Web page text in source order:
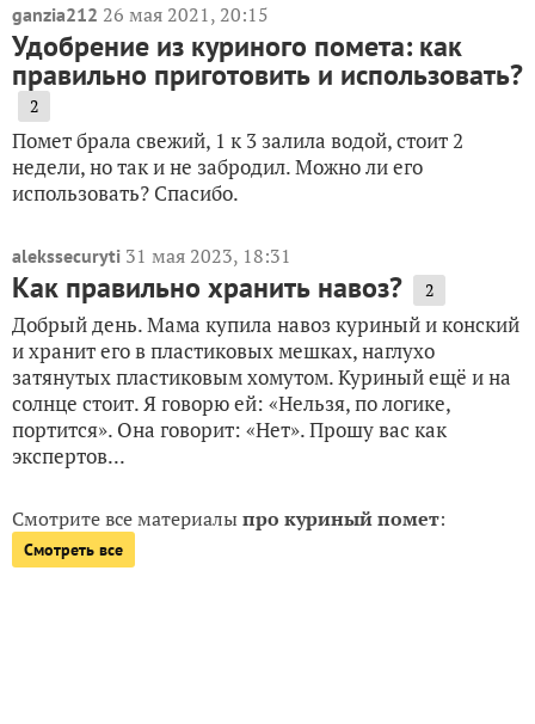
ganzia212 26 мая 2021, 20:15
Удобрение из куриного помета: как
правильно приготовить и использовать?
2
Помет брала свежий, 1 к 3 залила водой, стоит 2
недели, но так и не забродил. Можно ли его
использовать? Спасибо.
alekssecuryti 31 мая 2023, 18:31
Как правильно хранить навоз? 2
Добрый день. Мама купила навоз куриный и конский
и хранит его в пластиковых мешках, наглухо
затянутых пластиковым хомутом. Куриный ещё и на
солнце стоит. Я говорю ей: «Нельзя, по логике,
портится». Она говорит: «Нет». Прошу вас как
экспертов...
Смотрите все материалыпро куриный помет:
Смотреть все